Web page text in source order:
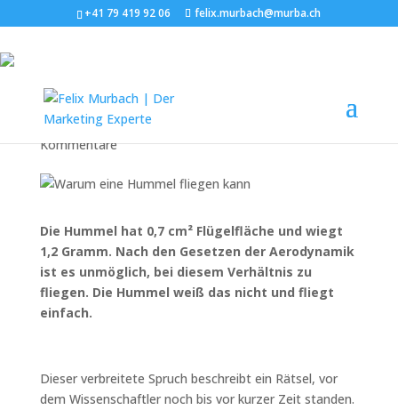
+41 79 419 92 06 felix.murbach@murba.ch
fliegen kann
vonFelix Murbach|
Kommentare
Die Hummel hat 0,7 cm² Flügelfläche und wiegt
1,2 Gramm. Nach den Gesetzen der Aerodynamik
ist es unmöglich, bei diesem Verhältnis zu
fliegen. Die Hummel weiß das nicht und fliegt
einfach.
Dieser verbreitete Spruch beschreibt ein Rätsel, vor
dem Wissenschaftler noch bis vor kurzer Zeit standen.